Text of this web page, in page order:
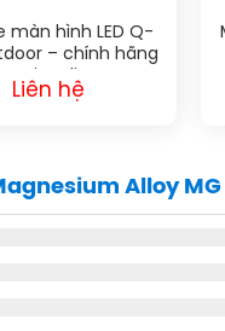
màn hình LED Q-
– chính hãng
Qiangli
Liên hệ
Alloy